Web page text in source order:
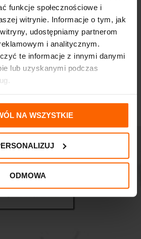
funkcje społecznościowe i
witrynie. Informacje o tym, jak
udostępniamy partnerom
i analitycznym.
te informacje z innymi danymi
lub uzyskanymi podczas
NA WSZYSTKIE
ODMOWA